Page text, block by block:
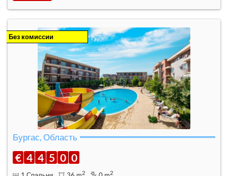
Бургас, Область
Без комиссии
€ 4 4 5 0 0
2 2